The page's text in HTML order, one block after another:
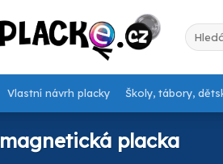
Hledat:
Vlastní návrh placky Školy, tábory,
magnetická placka